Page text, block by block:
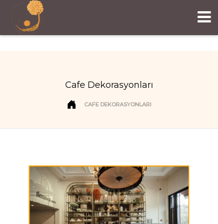
Cafe Dekorasyonları
CAFE DEKORASYONLARI